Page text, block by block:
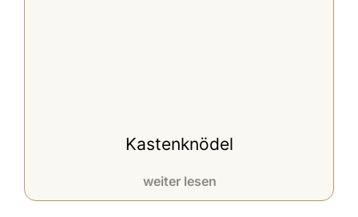
Kastenknödel
weiter lesen